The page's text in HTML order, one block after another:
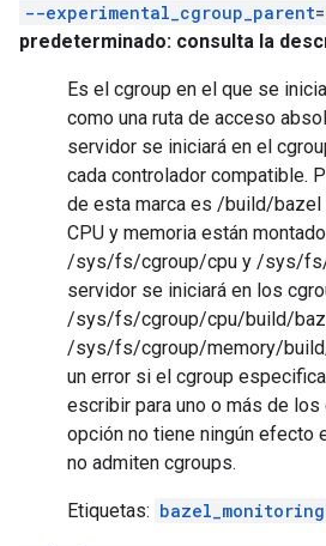
--experimental_cgroup_parent
predeterminado: consulta la
Es el cgroup en el que se
como una ruta de acceso
servidor se iniciará en el
cada controlador compatible.
de esta marca es /build/
CPU y memoria están
/sys/fs/cgroup/cpu y /sys/fs/
servidor se iniciará en los
/sys/fs/cgroup/cpu/build/
/sys/fs/cgroup/memory/
un error si el cgroup
escribir para uno o más de
opción no tiene ningún efecto
no admiten cgroups.
Etiquetas: bazel_monitoring